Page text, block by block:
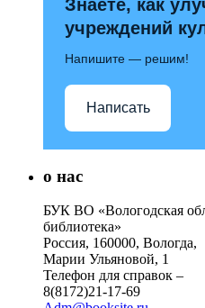
Знаете, как
учреждений
Напишите — решим!
Написать
о нас
БУК ВО «Вологодская
библиотека»
Россия, 160000, Вологда,
Марии Ульяновой, 1
Телефон для справок –
8(8172)21-17-69